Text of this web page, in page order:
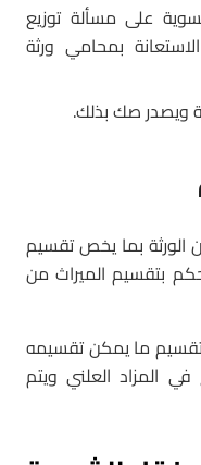
على مسألة توزيع
بمحامي ورثة
ويصدر صك بذلك.
بما يخص تقسيم
حكم بتقسيم الميراث من
تقسيم ما يمكن تقسيمه
المزاد العلني ويتم